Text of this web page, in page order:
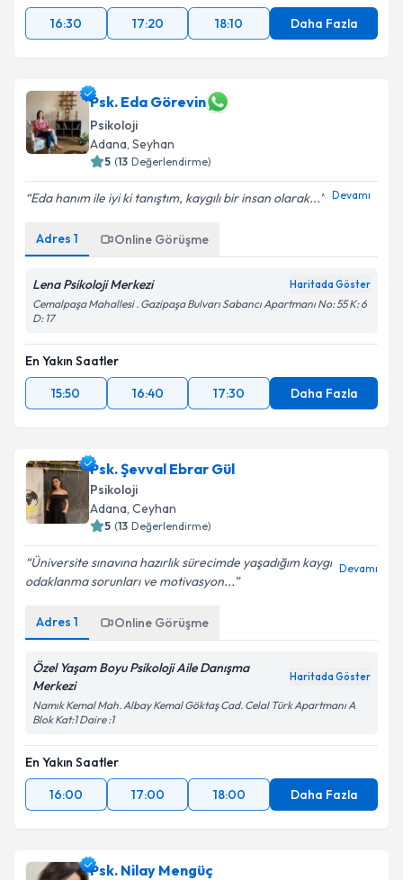
16:30
17:20 18:10 Daha Fazla
Psk. Eda Görevin
Psikoloji
Adana, Seyhan
5 (13 Değerlendirme)
Eda hanım ile iyi ki tanıştım, kaygılı bir insan olarak... Devamı
Adres 1 Online Görüşme
Lena Psikoloji Merkezi Haritada Göster
Cemalpaşa Mahallesi . Gazipaşa Bulvarı Sabancı Apartmanı No: 55 K: 6
D: 17
En Yakın Saatler
15:50
16:40 17:30 Daha Fazla
Psk. Şevval Ebrar Gül
Psikoloji
Adana, Ceyhan
5 (13 Değerlendirme)
Üniversite sınavına hazırlık sürecimde yaşadığım kaygı
odaklanma sorunları ve motivasyon...
Devamı
Adres 1 Online Görüşme
Özel Yaşam Boyu Psikoloji Aile Danışma
Merkezi
Haritada Göster
Namık Kemal Mah. Albay Kemal Göktaş Cad. Celal Türk Apartmanı A
Blok Kat:1 Daire :1
En Yakın Saatler
16:00
17:00 18:00 Daha Fazla
Psk. Nilay Mengüç